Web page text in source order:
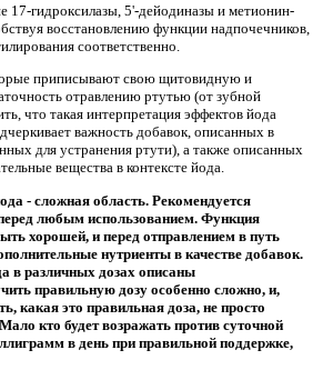
17-гидроксилазы, 5'-дейодиназы и метионин-
восстановлению функции надпочечников,
соответственно.
приписывают свою щитовидную и
отравлению ртутью (от зубной
что такая интерпретация эффектов йода
важность добавок, описанных в
для устранения ртути), а также описанных
вещества в контексте йода.
- сложная область. Рекомендуется
любым использованием. Функция
хорошей, и перед отправлением в путь
нутриенты в качестве добавок.
в различных дозах описаны
правильную дозу особенно сложно, и,
какая это правильная доза, не просто
кто будет возражать против суточной
в день при правильной поддержке,